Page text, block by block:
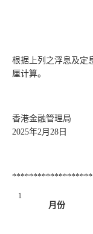
根据上列之浮息及定
厘计算。
香港金融管理局
2025年2月28日
1
月份